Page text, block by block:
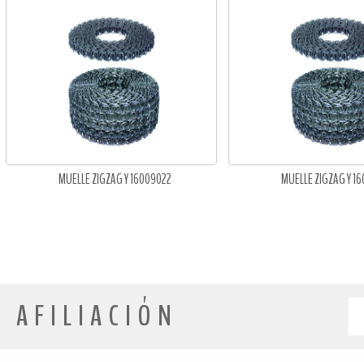
MUELLE ZIGZAG Y 16009022 MUELLE ZIGZAG Y
AFILIACIÓN